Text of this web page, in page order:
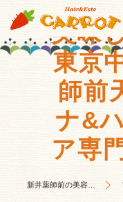
美味
東京
師前
ナ&
ア専
新井薬師前の美容室はHair&Este キャロット